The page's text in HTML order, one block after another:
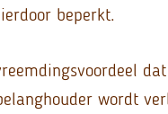
beperkt.
wordt